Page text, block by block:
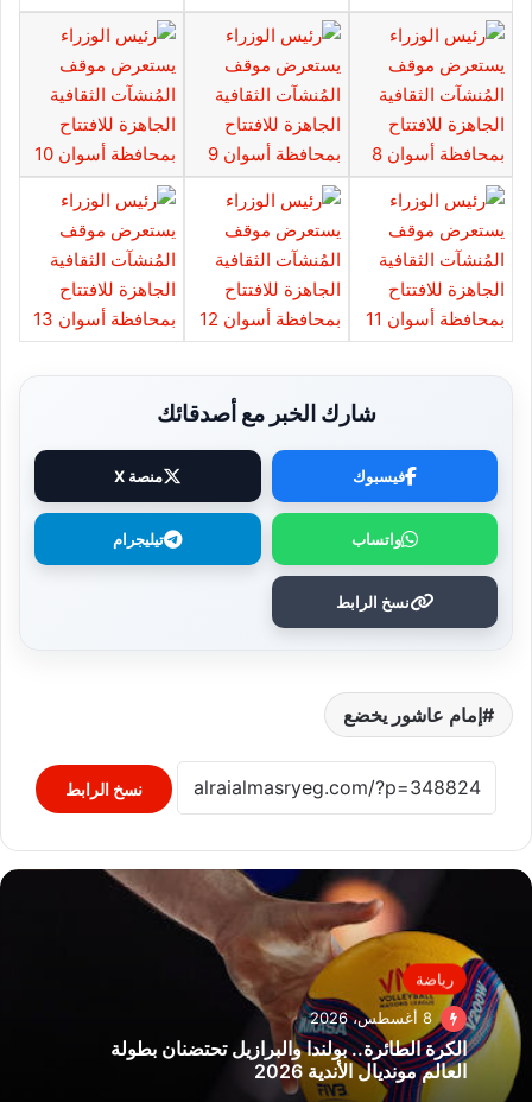
شارك الخبر مع أصدقائك
فيسبوك منصة X
واتساب تيليجرام
نسخ الرابط
إمام عاشور يخضع
نسخ الرابط
رياضة
8 أغسطس، 2026
الكرة الطائرة.. بولندا والبرازيل تحتضنان بطولة
العالم مونديال الأندية 2026